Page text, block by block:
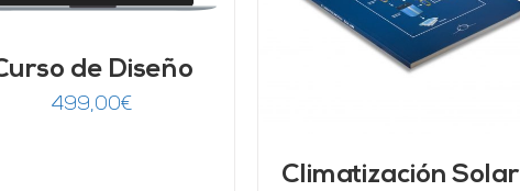
de Diseño
499,00€
DETALLES
Climatización Solar
DETALLES